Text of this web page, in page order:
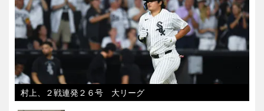
村上、２戦連発２６号 大リーグ